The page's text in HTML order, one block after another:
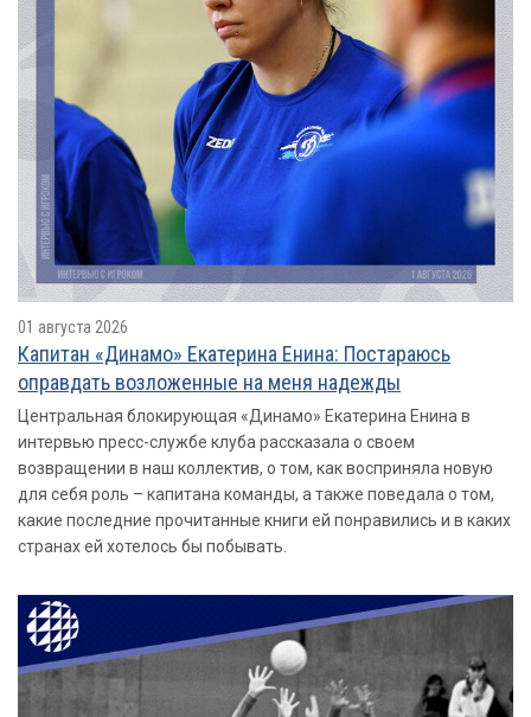
01 августа 2026
Капитан «Динамо» Екатерина Енина: Постараюсь
оправдать возложенные на меня надежды
Центральная блокирующая «Динамо» Екатерина Енина в
интервью пресс-службе клуба рассказала о своем
возвращении в наш коллектив, о том, как восприняла новую
для себя роль – капитана команды, а также поведала о том,
какие последние прочитанные книги ей понравились и в каких
странах ей хотелось бы побывать.